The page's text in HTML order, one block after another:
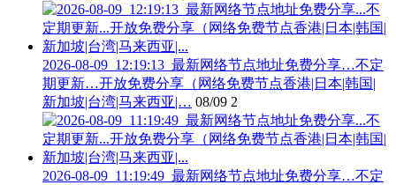
2026-08-09_12:19:13_最新网络节点地址免费分享…不定
期更新…开放免费分享（网络免费节点香港|日本|韩国|
新加坡|台湾|马来西亚|… 08/09 2
2026-08-09_11:19:49_最新网络节点地址免费分享…不定